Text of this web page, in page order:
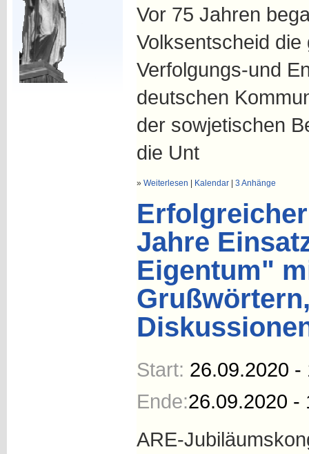
Vor 75 Jahren
Volksentscheid
Verfolgungs-und
deutschen
der sowjetischen
die Unt
» Weiterlesen | Kalendar| 3 Anhänge
Jahre
Eigentum"
Start: 26.09.2020 -
Ende:26.09.2020 -
ARE-